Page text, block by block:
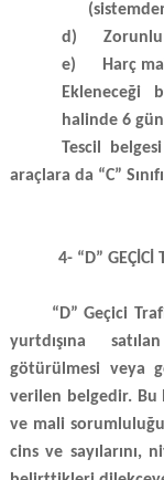
d)
e)
Harç
Ekleneceği
halinde 6
Tescil
araçlara da “C”
4- “D” GEÇİCİ
“D” Geçici
yurtdışına
götürülmesi veya
verilen belgedir. Bu
ve mali
cins ve